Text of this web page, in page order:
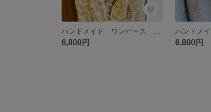
6,800円 6,800円